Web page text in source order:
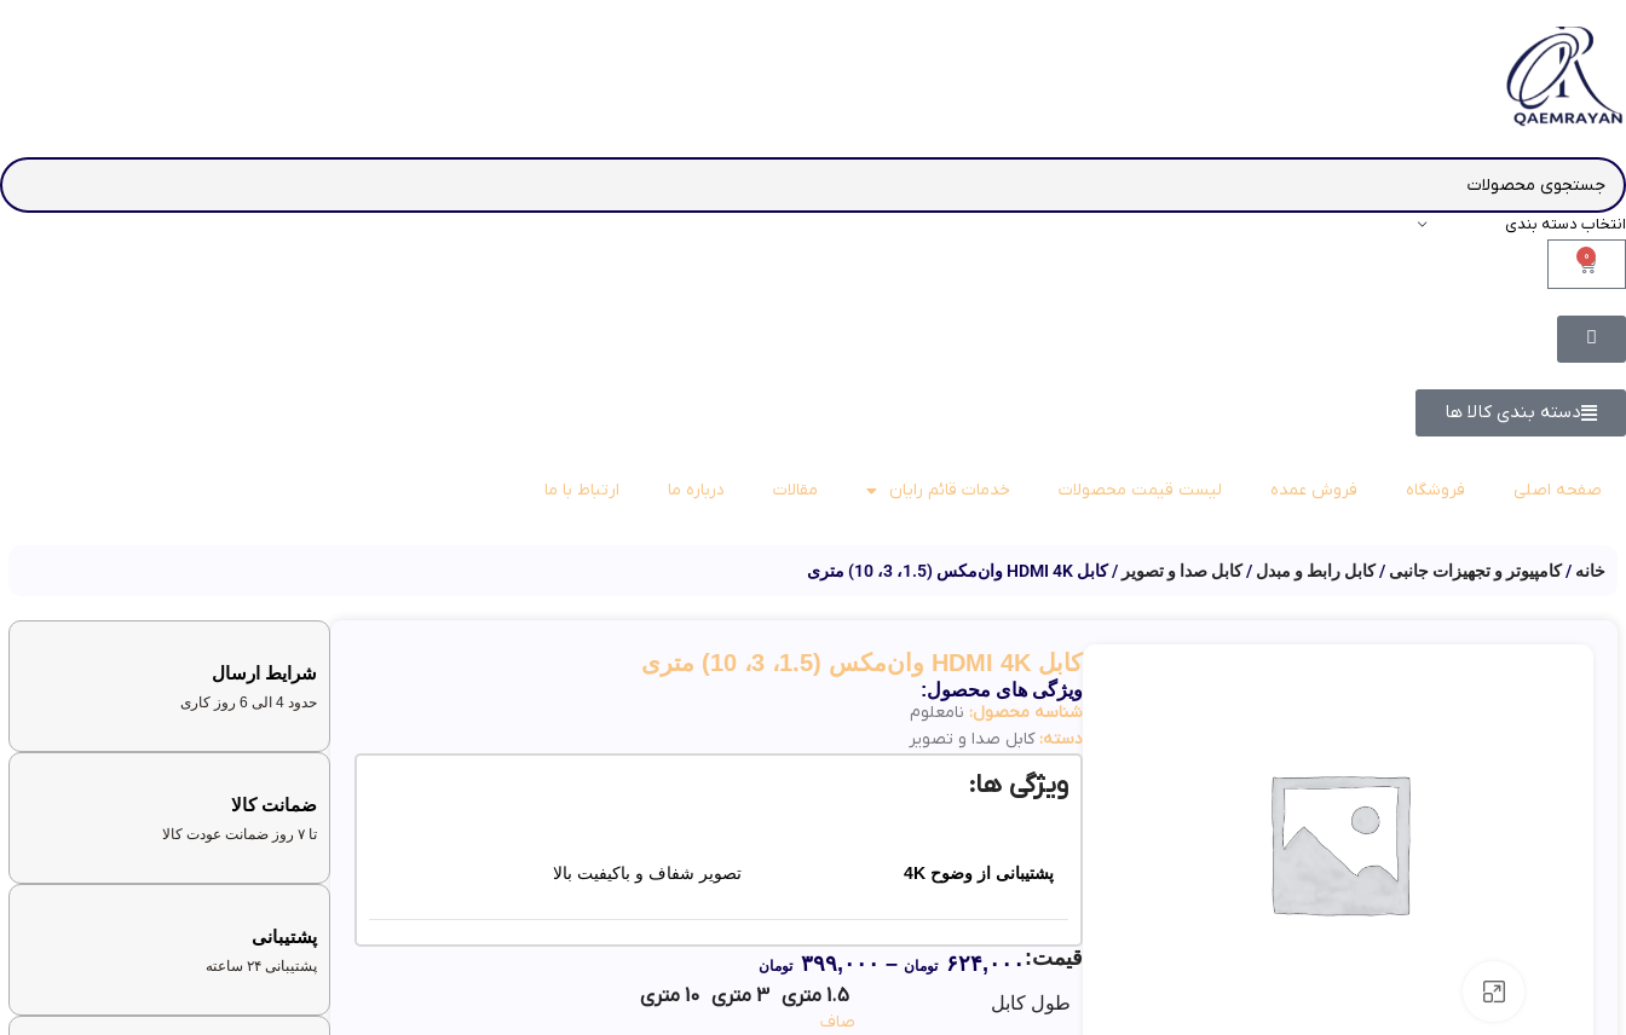
انتخاب دسته بندی
0
دسته بندی کالا ها
صفحه اصلی فروشگاه فروش عمده لیست قیمت محصولات خدمات قائم رایان مقالات درباره ما ارتباط با ما
خانه کامپیوتر و تجهیزات جانبی کابل رابط و مبدل کابل صدا و تصویر کابل HDMI 4K وان‌مکس (1.5، 3، 10) متری
کابل HDMI 4K وان‌مکس (1.5، 3، 10) متری
ویژگی های محصول:
شناسه محصول: نامعلوم
دسته: کابل صدا و تصویر
ویژگی ها:
پشتیبانی از وضوح 4K تصویر شفاف و باکیفیت بالا
اتصال پایدار و سریع
طول کابل 1.5 متری 3 متری 10 متری
صاف
قیمت: ۶۲۴,۰۰۰ تومان – ۳۹۹,۰۰۰ تومان
شرایط ارسال
حدود 4 الی 6 روز کاری
ضمانت کالا
تا ۷ روز ضمانت عودت کالا
پشتیبانی
پشتیبانی ۲۴ ساعته